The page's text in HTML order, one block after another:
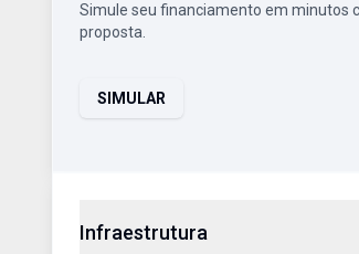
Simule seu financiamento em minutos
proposta.
SIMULAR
Infraestrutura